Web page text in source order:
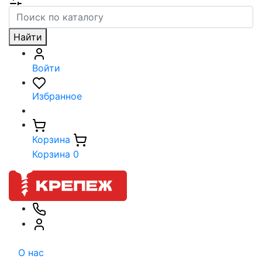
Найти
Войти
Избранное
Корзина
Корзина 0
О нас